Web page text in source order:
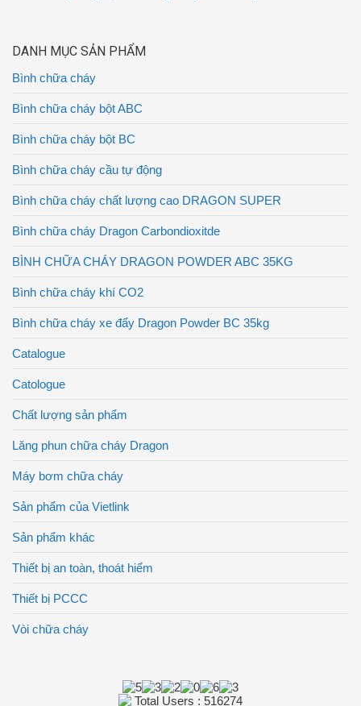
DANH MỤC SẢN PHẨM
Bình chữa cháy
Bình chữa cháy bột ABC
Bình chữa cháy bột BC
Bình chữa cháy cầu tự động
Bình chữa cháy chất lượng cao DRAGON SUPER
Bình chữa cháy Dragon Carbondioxitde
BÌNH CHỮA CHÁY DRAGON POWDER ABC 35KG
Bình chữa cháy khí CO2
Bình chữa cháy xe đẩy Dragon Powder BC 35kg
Catalogue
Catologue
Chất lượng sản phẩm
Lăng phun chữa cháy Dragon
Máy bơm chữa cháy
Sản phẩm của Vietlink
Sản phẩm khác
Thiết bị an toàn, thoát hiểm
Thiết bị PCCC
Vòi chữa cháy
Total Users : 516274